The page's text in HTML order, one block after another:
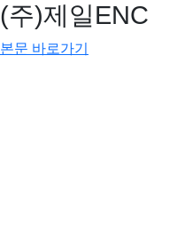
(주)제일ENC
본문 바로가기